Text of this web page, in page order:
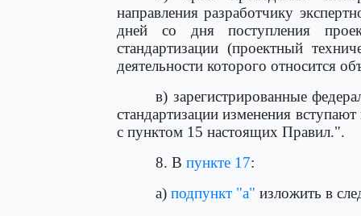
направления разработчику
дней со дня поступления
стандартизации (проектный
деятельности которого относится
в) зарегистрированные
стандартизации изменения
с пунктом 15 настоящих Правил.".
8. В пункте 17:
а) подпункт "а" изложить в